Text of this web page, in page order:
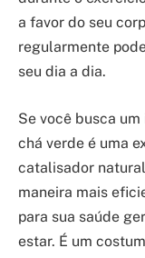
a favor do seu
regularmente
seu dia a dia.
Se você busca
chá verde é uma
catalisador
maneira mais
para sua saúde
estar. É um